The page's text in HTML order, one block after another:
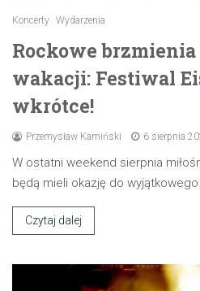
Koncerty Wydarzenia
Rockowe
wakacji: Festiwal
wkrótce!
Przemysław Kamiński 6 sierpnia
W ostatni weekend sierpnia
będą mieli okazję do
Czytaj dalej